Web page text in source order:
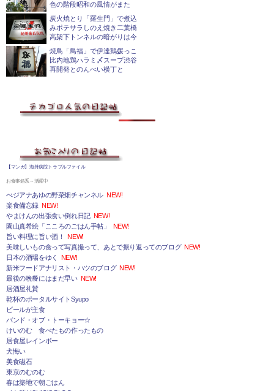
色の階段昭和の風情がまた
炭火焼とり「羅生門」で煮込
みポテサラしのえ焼き二葉橋
高架下トンネルの暗がりは今
焼鳥「鳥福」で伊達鶏媛っこ
比内地鶏ハラミ〆スープ渋谷
再開発とのんべい横丁と
【マンガ】海外病院トラブルファイル
お食事処系～活躍中
べジアナあゆの野菜畑チャンネル NEW!
楽食備忘録 NEW!
やまけんの出張食い倒れ日記 NEW!
園山真希絵「こころのごはん手帖」
NEW!
旨い料理に旨い酒！
NEW!
美味しいもの食って写真撮って、あとで振り返ってのブログ NEW!
日本の酒場をゆく
NEW!
新米フードアナリスト・ハツのブログ NEW!
最後の晩餐にはまだ早い NEW!
居酒屋礼賛
乾杯のポータルサイトSyupo
ビールが主食
バンド・オブ・トーキョー☆
けいのむ 食べたもの作ったもの
居食屋レインボー
犬悔い
美食磁石
東京のむのむ
春は築地で朝ごはん